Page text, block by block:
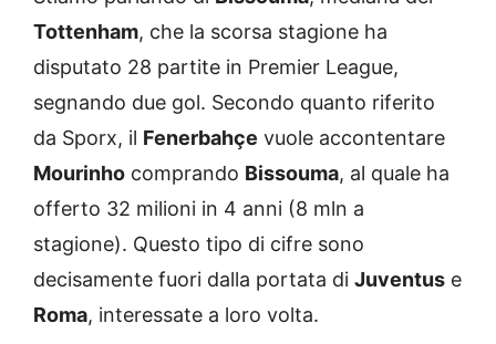
Tottenham, che la scorsa stagione ha
disputato 28 partite in Premier League,
segnando due gol. Secondo quanto riferito
da Sporx, il Fenerbahçe vuole accontentare
Mourinho comprando Bissouma, al quale ha
offerto 32 milioni in 4 anni (8 mln a
stagione). Questo tipo di cifre sono
decisamente fuori dalla portata di Juventus e
Roma, interessate a loro volta.